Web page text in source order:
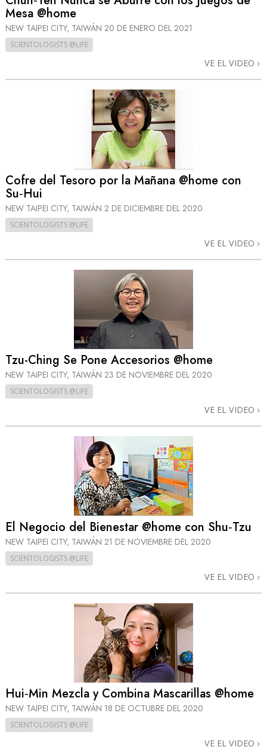
Mesa @home
NEW TAIPEI CITY, TAIWÁN 20 DE ENERO DEL 2021
SCIENTOLOGISTS @LIFE
VE EL VIDEO
Cofre del Tesoro por la Mañana @home con
Su‑Hui
NEW TAIPEI CITY, TAIWÁN 2 DE DICIEMBRE DEL 2020
SCIENTOLOGISTS @LIFE
VE EL VIDEO
Tzu-Ching Se Pone Accesorios @home
NEW TAIPEI CITY, TAIWÁN 23 DE NOVIEMBRE DEL 2020
SCIENTOLOGISTS @LIFE
VE EL VIDEO
El Negocio del Bienestar @home con Shu‑Tzu
NEW TAIPEI CITY, TAIWÁN 21 DE NOVIEMBRE DEL 2020
SCIENTOLOGISTS @LIFE
VE EL VIDEO
Hui‑Min Mezcla y Combina Mascarillas @home
NEW TAIPEI CITY, TAIWÁN 18 DE OCTUBRE DEL 2020
SCIENTOLOGISTS @LIFE
VE EL VIDEO